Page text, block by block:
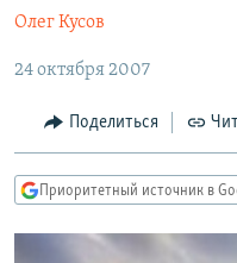
основному
Вернутся
главной
навигации
Вернутся
ЦИТАТЫ СВОБОДЫ
МНЕНИЯ
КУЛЬТУРА
IDEL.РЕАЛИИ
КАВКАЗ.РЕАЛИИ
СЕВЕР.РЕАЛИИ
Олег Кусов
24 октября 2007
Поделиться
Приоритетный источник в